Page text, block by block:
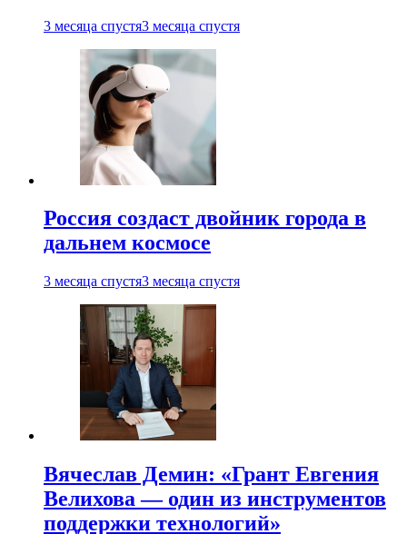
3 месяца спустя3 месяца спустя
Россия создаст двойник города в
дальнем космосе
3 месяца спустя3 месяца спустя
Вячеслав Демин: «Грант Евгения
Велихова — один из инструментов
поддержки технологий»